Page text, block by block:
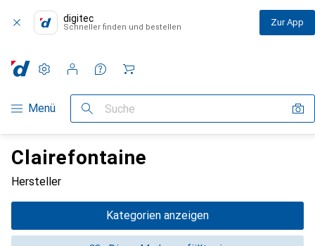
digitec
Schneller finden und bestellen Zur App
Navigation nach Kategorien
Menü Suche
Einstellungen
Kundenkonto
Vergleichslisten
Merklisten
Warenkorb
Clairefontaine
Hersteller
Kategorien anzeigen